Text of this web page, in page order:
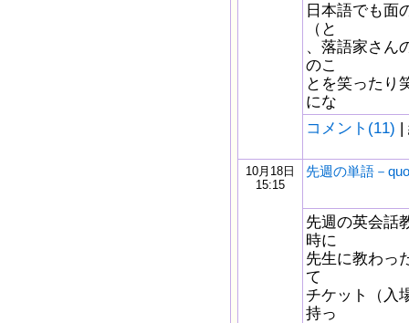
日本語でも面
（と
、落語家さん
のこ
とを笑ったり
にな
コメント(11) |
10月18日
15:15
先週の単語－
先週の英会話
時に
先生に教わっ
て
チケット（入
持っ